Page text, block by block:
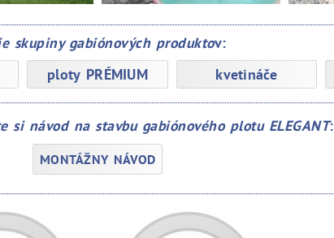
skupiny gabiónových produktov:
ploty PRÉMIUM kvetináče
návod na stavbu gabiónového plotu ELEGANT:
MONTÁŽNY NÁVOD